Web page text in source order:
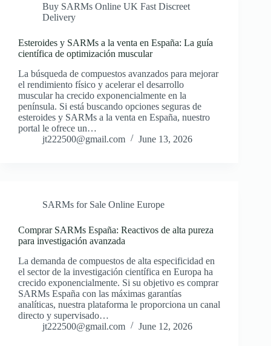
Buy SARMs Online UK Fast Discreet
Delivery
Esteroides y SARMs a la venta en España: La guía
científica de optimización muscular
La búsqueda de compuestos avanzados para mejorar
el rendimiento físico y acelerar el desarrollo
muscular ha crecido exponencialmente en la
península. Si está buscando opciones seguras de
esteroides y SARMs a la venta en España, nuestro
portal le ofrece un…
jt222500@gmail.com
June 13, 2026
SARMs for Sale Online Europe
Comprar SARMs España: Reactivos de alta pureza
para investigación avanzada
La demanda de compuestos de alta especificidad en
el sector de la investigación científica en Europa ha
crecido exponencialmente. Si su objetivo es comprar
SARMs España con las máximas garantías
analíticas, nuestra plataforma le proporciona un canal
directo y supervisado…
jt222500@gmail.com
June 12, 2026